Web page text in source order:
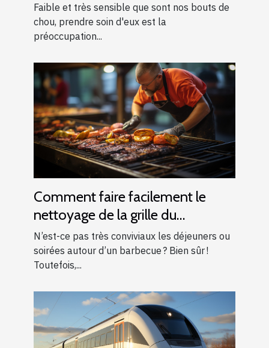
Faible et très sensible que sont nos bouts de
chou, prendre soin d'eux est la
préoccupation...
Comment faire facilement le
nettoyage de la grille du
barbecue ?
N’est-ce pas très conviviaux les déjeuners ou
soirées autour d’un barbecue ? Bien sûr !
Toutefois,...